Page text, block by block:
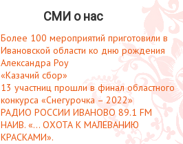
СМИ о нас
Более 100 мероприятий приготовили в
Ивановской области ко дню рождения
Александра Роу
«Казачий сбор»
13 участниц прошли в финал областного
конкурса «Снегурочка – 2022»
РАДИО РОССИИ ИВАНОВО 89.1 FM
НАИВ. «... ОХОТА К МАЛЕВАНИЮ
КРАСКАМИ».